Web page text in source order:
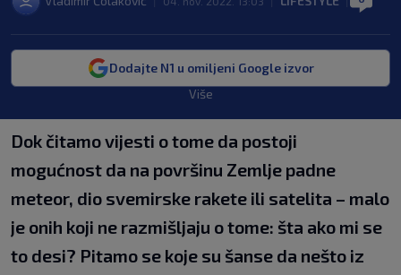
Dodajte N1 u omiljeni Google izvor
Više
Dok čitamo vijesti o tome da postoji
mogućnost da na površinu Zemlje padne
meteor, dio svemirske rakete ili satelita – malo
je onih koji ne razmišljaju o tome: šta ako mi se
to desi? Pitamo se koje su šanse da nešto iz